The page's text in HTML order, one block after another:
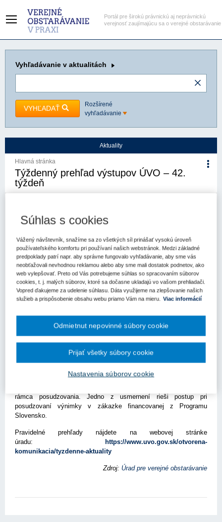
Portál pre širokú právnickú aj neprávnickú
verejnosť zaujímajúcu sa o verejné obstarávanie
Vyhľadávanie v aktualitách
VYHĽADAŤ
Rozšírené
vyhľadávanie
Aktuality
Hlavná stránka
Týždenný prehľad výstupov ÚVO – 42.
týždeň
obstarávanie
Kľúčové slová
Rozhodnutie Úrad pre verejné obstarávanie
Register kľúčových slov
Týždenný prehľad výstupov Úradu pre verejné obstarávanie
(ÚVO) za 42. týždeň prináša zhrnutie rozhodovacej a
V prehľade sa nachádzajú sankcie za správne delikty, kde bola
lehote. Súčasťou prehľadu sú rozhodnutia úradu o odstraňovaní
protiprávneho stavu a zamietnutí alebo zastavení námietkových
eliminácie subdodávateľov, zadávanie podlimitnej zákazky a
rámca posudzovania. Jedno z usmernení rieši postup pri
posudzovaní výnimky v zákazke financovanej z Programu
Slovensko.
Pravidelné prehľady nájdete na webovej stránke
úradu: https://www.uvo.gov.sk/otvorena-
komunikacia/tyzdenne-aktuality
Zdroj: Úrad pre verejné obstarávanie
Súhlas s cookies
Vážený návštevník, snažíme sa zo všetkých síl prinášať vysokú úroveň
používateľského komfortu pri používaní našich webstránok. Medzi základné
predpoklady patrí napr. aby správne fungovalo vyhľadávanie, aby sme vás
neobťažovali nevhodnou reklamou alebo aby sme mali dostatok podnetov, ako
web vylepšovať. Preto od Vás potrebujeme súhlas so spracovaním súborov
cookies, t. j. malých súborov, ktoré sa dočasne ukladajú vo vašom prehliadači.
Vopred ďakujeme za udelenie súhlasu. Dáta využijeme na zlepšovanie našich
služieb a prispôsobenie obsahu webu priamo Vám na mieru.
Viac informácií
Nastavenia súborov cookie
Odmietnut nepovinné súbory cookie
Prijať všetky súbory cookie